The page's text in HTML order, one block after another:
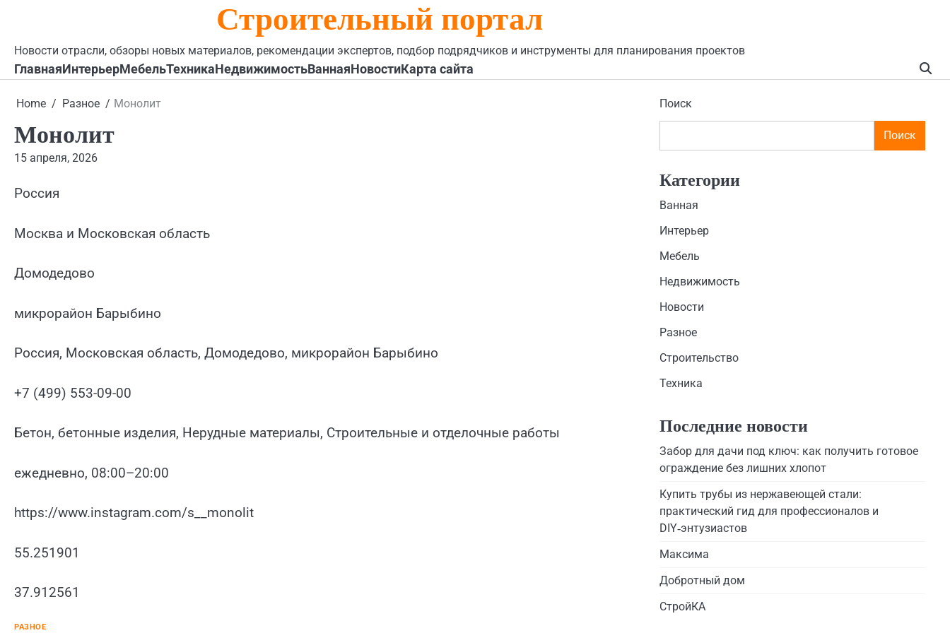
Строительный портал
Новости отрасли, обзоры новых материалов, рекомендации экспертов, подбор подрядчиков и инструменты для планирования проектов
ГлавнаяИнтерьерМебельТехникаНедвижимостьВаннаяНовостиКарта сайта
Home Разное Монолит
Монолит
15 апреля, 2026
Россия
Москва и Московская область
Домодедово
микрорайон Барыбино
Россия, Московская область, Домодедово, микрорайон Барыбино
+7 (499) 553-09-00
Бетон, бетонные изделия, Нерудные материалы, Строительные и отделочные работы
ежедневно, 08:00–20:00
https://www.instagram.com/s__monolit
55.251901
37.912561
РАЗНОЕ
Поиск
Поиск
Категории
Ванная
Интерьер
Мебель
Недвижимость
Новости
Разное
Строительство
Техника
Последние новости
Забор для дачи под ключ: как получить готовое
ограждение без лишних хлопот
Купить трубы из нержавеющей стали:
практический гид для профессионалов и
DIY‑энтузиастов
Максима
Добротный дом
СтройКА